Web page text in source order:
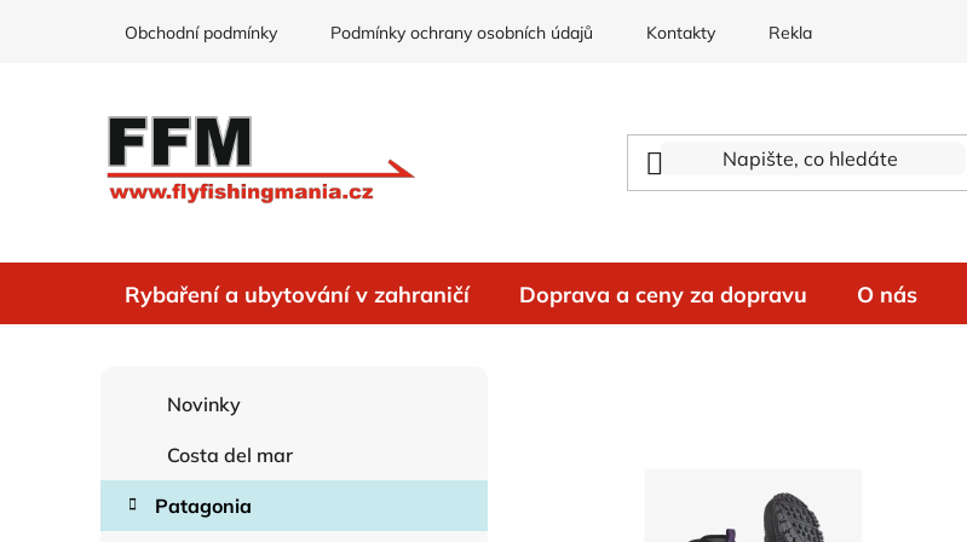
Obchodní podmínky Podmínky ochrany osobních údajů Kontakty Reklamace
Rybaření a ubytování v zahraničí Doprava a ceny za dopravu O nás
t
kategorie
Novinky
Costa del mar
Patagonia